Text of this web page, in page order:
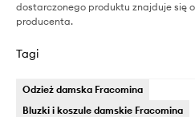
dostarczonego produktu znajduje się
producenta.
Tagi
Odzież damska Fracomina
Bluzki i koszule damskie Fracomina